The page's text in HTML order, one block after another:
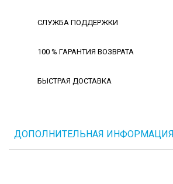
СЛУЖБА ПОДДЕРЖКИ
100 % ГАРАНТИЯ ВОЗВРАТА
БЫСТРАЯ ДОСТАВКА
ДОПОЛНИТЕЛЬНАЯ ИНФОРМАЦИЯ